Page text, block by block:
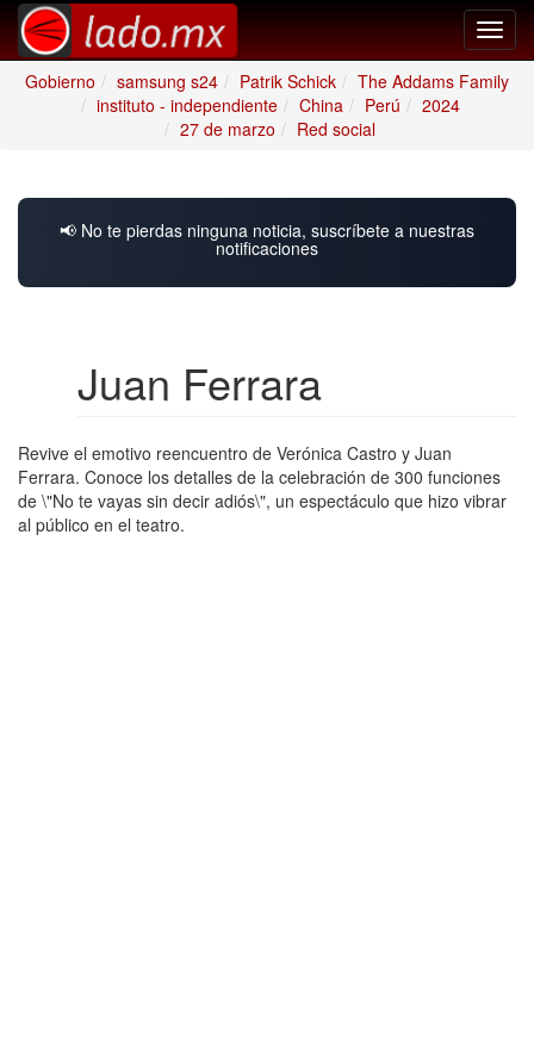
Gobierno
samsung s24 Patrik Schick
The Addams Family
instituto - independiente
China Perú
2024
27 de marzo
Red social
📢 No te pierdas ninguna noticia, suscríbete a nuestras
notificaciones
Juan Ferrara
Revive el emotivo reencuentro de Verónica Castro y Juan
Ferrara. Conoce los detalles de la celebración de 300 funciones
de \"No te vayas sin decir adiós\", un espectáculo que hizo vibrar
al público en el teatro.